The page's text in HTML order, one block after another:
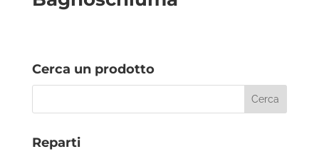
Cerca un prodotto
Reparti